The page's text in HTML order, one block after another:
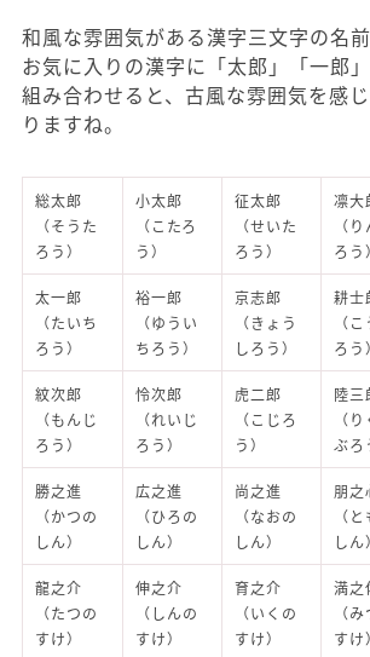
和風な雰囲気がある漢字三文字の名前
お気に入りの漢字に「太郎」「一郎
組み合わせると、古風な雰囲気を感
りますね。
総太郎
（そうた
ろう）
小太郎
（こたろ
う）
征太郎
（せいた
ろう）
凛大
（
ろう）
太一郎
（たいち
ろう）
裕一郎
（ゆうい
ちろう）
京志郎
（きょう
しろう）
耕士
（
ろう）
紋次郎
（もんじ
ろう）
怜次郎
（れいじ
ろう）
虎二郎
（こじろ
う）
陸三
（
ぶろ
勝之進
（かつの
しん）
広之進
（ひろの
しん）
尚之進
（なおの
しん）
朋之
（
しん）
龍之介
（たつの
すけ）
伸之介
（しんの
すけ）
育之介
（いくの
すけ）
満之
（
すけ）